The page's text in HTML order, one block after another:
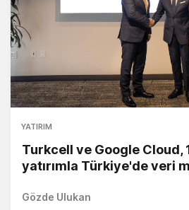
YATIRIM
Turkcell ve Google Cloud,
yatırımla Türkiye'de veri
Gözde Ulukan